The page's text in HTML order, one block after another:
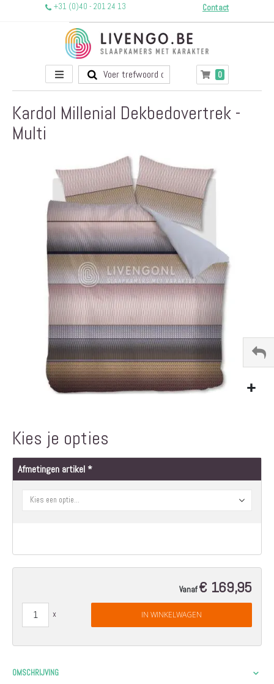
+31 (0)40 - 201 24 13 Contact
Toggle
Nav
Winkelwagen
0producten
Kardol Millenial Dekbedovertrek -
Multi
afbeeldingen-
begin
de
afbeeldingen-
Kies je opties
Afmetingen artikel
Vanaf € 169,95
IN WINKELWAGEN
OMSCHRIJVING